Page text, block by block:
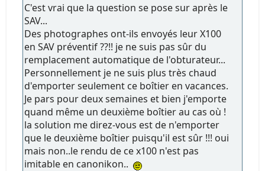
C'est vrai que la question se pose sur après le
SAV...
Des photographes ont-ils envoyés leur X100
en SAV préventif ??!! je ne suis pas sûr du
remplacement automatique de l'obturateur...
Personnellement je ne suis plus très chaud
d'emporter seulement ce boîtier en vacances.
Je pars pour deux semaines et bien j'emporte
quand même un deuxième boîtier au cas où !
la solution me direz-vous est de n'emporter
que le deuxième boîtier puisqu'il est sûr !!! oui
mais non..le rendu de ce x100 n'est pas
imitable en canonikon..